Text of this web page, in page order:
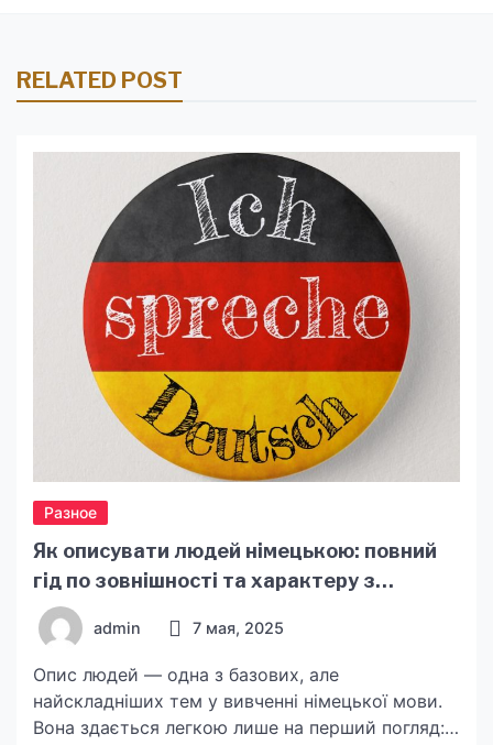
RELATED POST
Разное
Як описувати людей німецькою: повний
гід по зовнішності та характеру з
прикладами і фразами
admin 7 мая, 2025
Опис людей — одна з базових, але
найскладніших тем у вивченні німецької мови.
Вона здається легкою лише на перший погляд: